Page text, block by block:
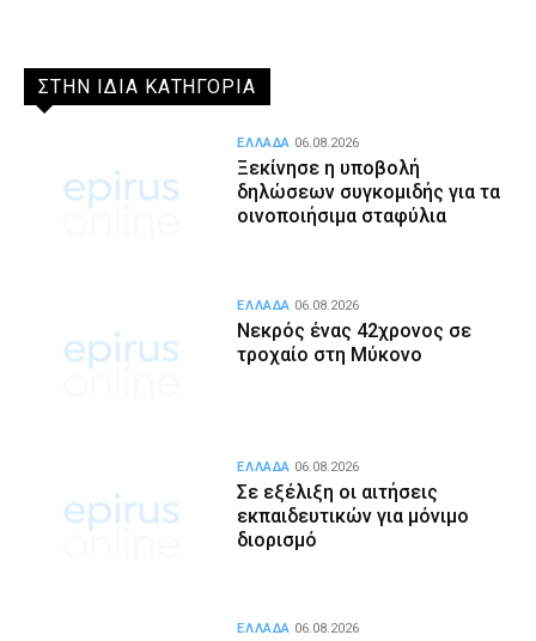
ΣΤΗΝ ΙΔΙΑ ΚΑΤΗΓΟΡΙΑ
Ξεκίνησε η υποβολή
δηλώσεων συγκομιδής για τα
οινοποιήσιμα σταφύλια
ΕΛΛΑΔΑ 06.08.2026
Νεκρός ένας 42χρονος σε
τροχαίο στη Μύκονο
ΕΛΛΑΔΑ 06.08.2026
Σε εξέλιξη οι αιτήσεις
εκπαιδευτικών για μόνιμο
διορισμό
ΕΛΛΑΔΑ 06.08.2026
ΕΛΛΑΔΑ 06.08.2026